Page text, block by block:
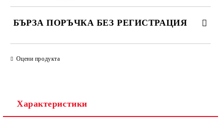
БЪРЗА ПОРЪЧКА БЕЗ РЕГИСТРАЦИЯ
Оцени продукта
Характеристики